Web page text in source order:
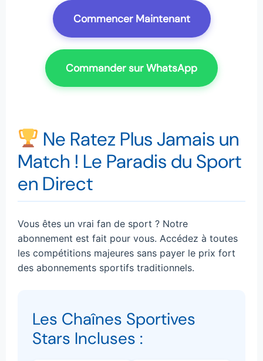
Commencer Maintenant
Commander sur WhatsApp
Ne Ratez Plus Jamais un
Match ! Le Paradis du Sport
en Direct
Vous êtes un vrai fan de sport ? Notre
abonnement est fait pour vous. Accédez à toutes
les compétitions majeures sans payer le prix fort
des abonnements sportifs traditionnels.
Les Chaînes Sportives
Stars Incluses :